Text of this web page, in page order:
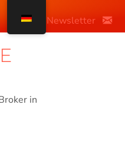
Newsletter
in